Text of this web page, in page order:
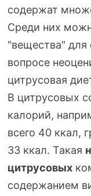
содержат
Среди них
"вещества" для
вопросе
цитрусовая
В цитрусовых
калорий,
всего 40 ккал,
33 ккал. Такая
цитрусовых
содержанием